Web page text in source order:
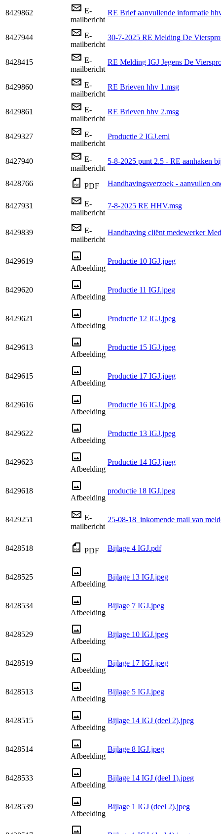
8429862
E-
mailbericht
RE Brief aanvullende informatie
8427944
E-
mailbericht
30-7-2025 RE Melding De
8428415
E-
mailbericht
RE Melding IGJ Jegens De
8429860
E-
mailbericht
RE Brieven hhv 1.msg
8429861
E-
mailbericht
RE Brieven hhv 2.msg
8429327
E-
mailbericht
Productie 2 IGJ.eml
8427940
E-
mailbericht
5-8-2025 punt 2.5 - RE aanhaken
8428766 PDF Handhavingsverzoek - aanvullen
8427931
E-
mailbericht
7-8-2025 RE HHV.msg
8429839
E-
mailbericht
Handhaving cliënt medewerker
8429619
Afbeelding
Productie 10 IGJ.jpeg
8429620
Afbeelding
Productie 11 IGJ.jpeg
8429621
Afbeelding
Productie 12 IGJ.jpeg
8429613
Afbeelding
Productie 15 IGJ.jpeg
8429615
Afbeelding
Productie 17 IGJ.jpeg
8429616
Afbeelding
Productie 16 IGJ.jpeg
8429622
Afbeelding
Productie 13 IGJ.jpeg
8429623
Afbeelding
Productie 14 IGJ.jpeg
8429618
Afbeelding
productie 18 IGJ.jpeg
8429251
E-
mailbericht
25-08-18_inkomende mail van
8428518 PDF Bijlage 4 IGJ.pdf
8428525
Afbeelding
Bijlage 13 IGJ.jpeg
8428534
Afbeelding
Bijlage 7 IGJ.jpeg
8428529
Afbeelding
Bijlage 10 IGJ.jpeg
8428519
Afbeelding
Bijlage 17 IGJ.jpeg
8428513
Afbeelding
Bijlage 5 IGJ.jpeg
8428515
Afbeelding
Bijlage 14 IGJ (deel 2).jpeg
8428514
Afbeelding
Bijlage 8 IGJ.jpeg
8428533
Afbeelding
Bijlage 14 IGJ (deel 1).jpeg
8428539
Afbeelding
Bijlage 1 IGJ (deel 2).jpeg